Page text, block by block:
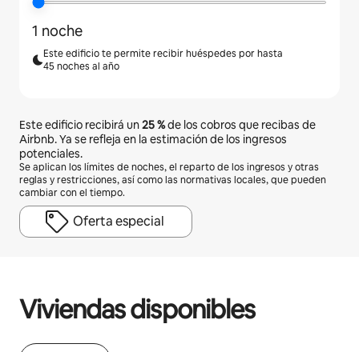
1 noche
Este edificio te permite recibir huéspedes por hasta
45 noches al año
Este edificio recibirá un25 %de los cobros que recibas de
Airbnb. Ya se refleja en la estimación de los ingresos
potenciales.
Se aplican los límites de noches, el reparto de los ingresos y otras
reglas y restricciones, así como las normativas locales, que pueden
cambiar con el tiempo.
Oferta especial
Viviendas disponibles